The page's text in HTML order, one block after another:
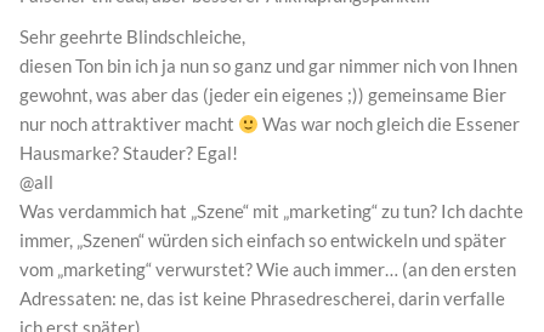
Sehr geehrte Blindschleiche,
diesen Ton bin ich ja nun so ganz und gar nimmer nich von Ihnen
gewohnt, was aber das (jeder ein eigenes ;)) gemeinsame Bier
nur noch attraktiver macht
Was war noch gleich die Essener
Hausmarke? Stauder? Egal!
@all
Was verdammich hat „Szene“ mit „marketing“ zu tun? Ich dachte
immer, „Szenen“ würden sich einfach so entwickeln und später
vom „marketing“ verwurstet? Wie auch immer… (an den ersten
Adressaten: ne, das ist keine Phrasedrescherei, darin verfalle
ich erst später)